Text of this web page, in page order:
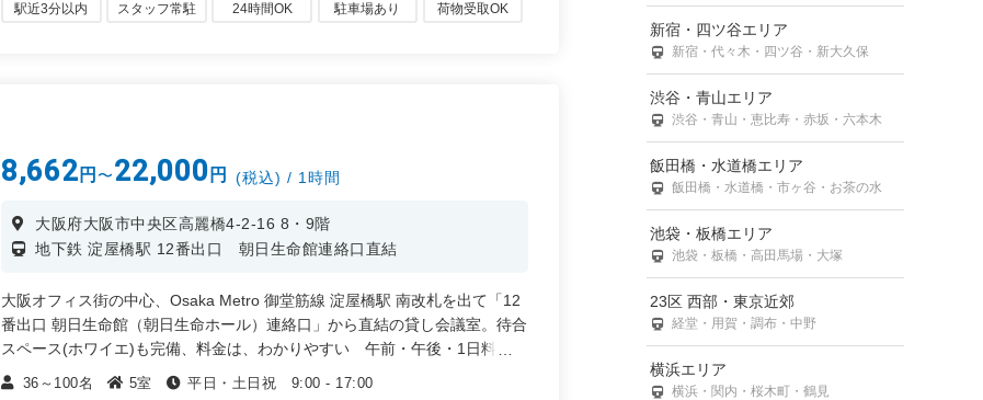
・会議、セミナー、会社説明会
駅近3分以内 スタッフ常駐 24時間OK 駐車場あり 荷物受取OK
8,662 円 〜22,000 円 (税込) / 1時間
大阪府大阪市中央区高麗橋4-2-16 8・9階
地下鉄 淀屋橋駅 12番出口 朝日生命館連絡口直結
大阪オフィス街の中心、Osaka Metro 御堂筋線 淀屋橋駅 南改札を出て「12
番出口 朝日生命館（朝日生命ホール）連絡口」から直結の貸し会議室。待合
スペース(ホワイエ)も完備、料金は、わかりやすい 午前・午後・1日料金の
時間枠制です。
36～100名 5室 平日・土日祝 9:00 - 17:00
新宿・四ツ谷エリア
新宿・代々木・四ツ谷・新大久保
渋谷・青山エリア
渋谷・青山・恵比寿・赤坂・六本木
飯田橋・水道橋エリア
飯田橋・水道橋・市ヶ谷・お茶の水
池袋・板橋エリア
池袋・板橋・高田馬場・大塚
23区 西部・東京近郊
経堂・用賀・調布・中野
横浜エリア
横浜・関内・桜木町・鶴見